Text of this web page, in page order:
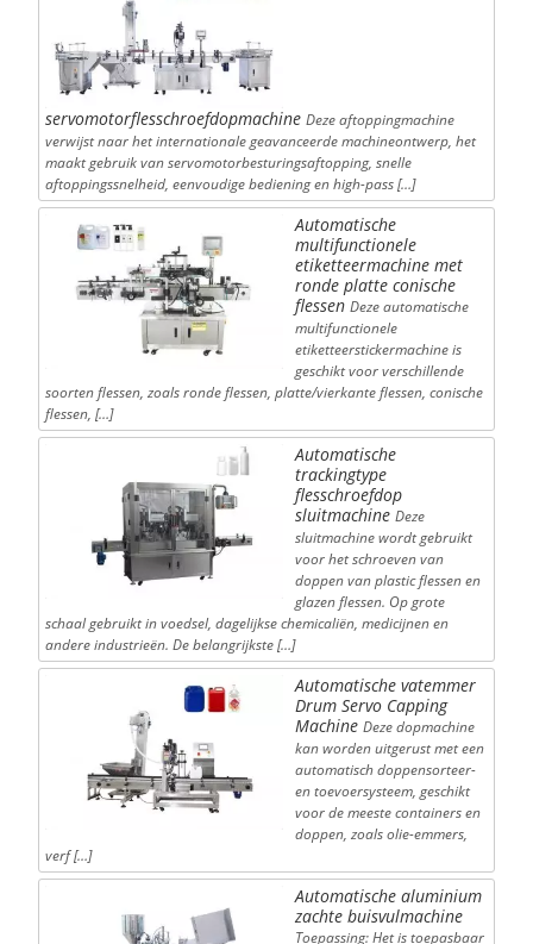
servomotorflesschroefdopmachine Deze aftoppingmachine
verwijst naar het internationale geavanceerde machineontwerp, het
maakt gebruik van servomotorbesturingsaftopping, snelle
aftoppingssnelheid, eenvoudige bediening en high-pass […]
Automatische
multifunctionele
etiketteermachine met
ronde platte conische
flessen Deze automatische
multifunctionele
etiketteerstickermachine is
geschikt voor verschillende
soorten flessen, zoals ronde flessen, platte/vierkante flessen, conische
flessen, […]
Automatische
trackingtype
flesschroefdop
sluitmachine Deze
sluitmachine wordt gebruikt
voor het schroeven van
doppen van plastic flessen en
glazen flessen. Op grote
schaal gebruikt in voedsel, dagelijkse chemicaliën, medicijnen en
andere industrieën. De belangrijkste […]
Automatische vatemmer
Drum Servo Capping
Machine Deze dopmachine
kan worden uitgerust met een
automatisch doppensorteer-
en toevoersysteem, geschikt
voor de meeste containers en
doppen, zoals olie-emmers,
verf […]
Automatische aluminium
zachte buisvulmachine
Toepassing: Het is toepasbaar